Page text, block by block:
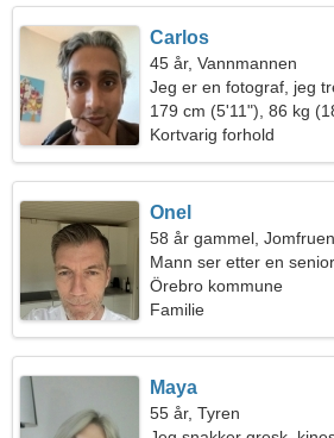
Carlos
45 år, Vannmannen
Jeg er en fotograf, jeg
kvinne
179 cm (5'11"), 86 kg
Kortvarig forhold
Onel
58 år gammel, Jomfruen
Mann ser etter en
Örebro kommune
Familie
Maya
55 år, Tyren